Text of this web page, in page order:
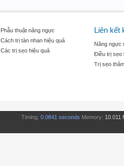
Phẫu thuật nâng ngực
Cách trị tàn nhan hiệu quả
Các trị sẹo hiệu quả
Liên kết
Nâng ngực
Điều trị sẹo
Trị sẹo
Timing: 0.0841 seconds Memory: 10.011